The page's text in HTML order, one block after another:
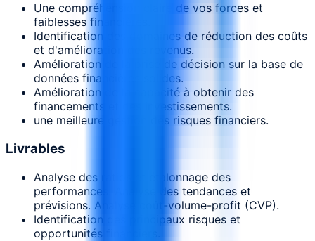
Une compréhension claire de vos forces et
faiblesses financières.
Identification des domaines de réduction des coûts
et d'amélioration des revenus.
Amélioration de la prise de décision sur la base de
données financières solides.
Amélioration de la capacité à obtenir des
financements et des investissements.
une meilleure gestion des risques financiers.
Livrables
Analyse des ratios et étalonnage des
performances. Analyse des tendances et
prévisions. Analyse coût-volume-profit (CVP).
Identification des principaux risques et
opportunités financiers.